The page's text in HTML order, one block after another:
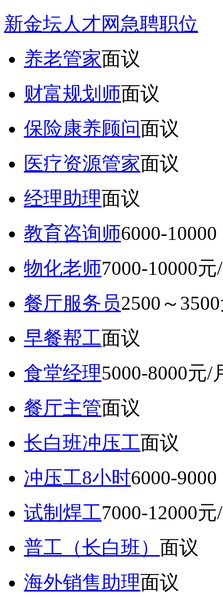
新金坛人才网急聘职位
养老管家面议
财富规划师面议
保险康养顾问面议
医疗资源管家面议
经理助理面议
教育咨询师6000-
物化老师7000-10000元
餐厅服务员2500～
早餐帮工面议
食堂经理5000-8000元/
餐厅主管面议
长白班冲压工面议
冲压工8小时6000-
试制焊工7000-12000元
普工（长白班） 面议
海外销售助理面议